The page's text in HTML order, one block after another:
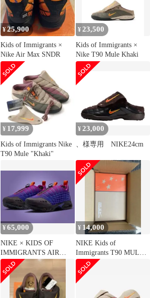
¥25,900
Kids of Immigrants ×
Nike Air Max SNDR
¥23,500
Kids of Immigrants ×
Nike T90 Mule Khaki
¥ 17,999
Kids of Immigrants Nike
T90 Mule "Khaki"
¥ 23,000
、様専用 NIKE24cm
¥65,000
NIKE × KIDS OF
IMMIGRANTS AIR
MAX SUNDER
¥ 14,000
NIKE Kids of
Immigrants T90 MULE
SP